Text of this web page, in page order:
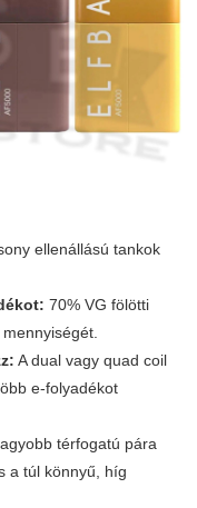
ellenállású tankok
70% VG fölötti
A dual vagy quad coil
e-folyadékot
térfogatú pára
a túl könnyű, híg